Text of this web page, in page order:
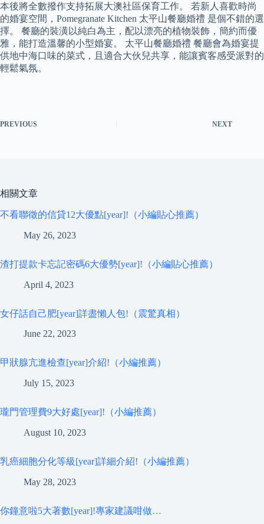
本後將全數撥作支持拓展大澳社區保育工作。 若新人喜歡時尚
的婚宴空間，Pomegranate Kitchen 太平山餐廳婚禮 是個不錯的選
擇。 餐廳的裝潢以純白為主，配以漂亮的植物裝飾，簡約而優
雅，能打造溫馨的小型婚宴。 太平山餐廳婚禮 餐廳會為婚宴提
供地中海口味的菜式，且適合大伙兒共享，能讓賓客感受派對的
輕鬆氣氛。
PREVIOUS NEXT
相關文章
不看聯徵的信貸12大優點[year]!（小編貼心推薦）
May 26, 2023
渣打提款卡忘記密碼6大優勢[year]!（小編貼心推薦）
April 4, 2023
女仔話自己肥[year]詳盡懶人包!（震驚真相）
June 22, 2023
甲狀腺亢進檢查[year]介紹!（小編推薦）
July 15, 2023
瓏門管理費9大好處[year]!（小編推薦）
August 10, 2023
乳癌細胞分化等級[year]詳細介紹!（小編推薦）
May 28, 2023
你鐘意啦5大著數[year]!專家建議咁做…